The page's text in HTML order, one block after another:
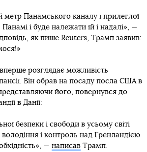
Панамського каналу і прилеглої
Панамі і буде належати їй і надалі», —
як пише Reuters, Трамп заявив:
розглядає можливість
Він обрав на посаду посла США в
його, повернувся до
в Данії:
безпеки і свободи в усьому світі
і контроль над Гренландією
— написав Трамп.